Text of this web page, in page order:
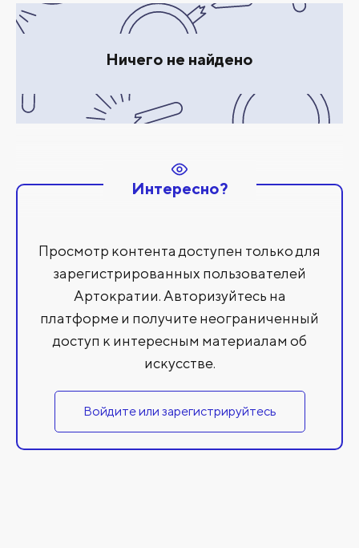
Ничего не найдено
Интересно?
Просмотр контента доступен только для
зарегистрированных пользователей
Артократии. Авторизуйтесь на
платформе и получите неограниченный
доступ к интересным материалам об
искусстве.
Войдите или зарегистрируйтесь